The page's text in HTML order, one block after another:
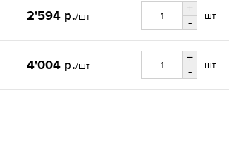
2'594 р./шт
+
-
шт
4'004 р./шт
+
-
шт